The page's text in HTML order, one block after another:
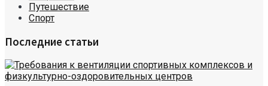
Путешествие
Спорт
Последние статьи